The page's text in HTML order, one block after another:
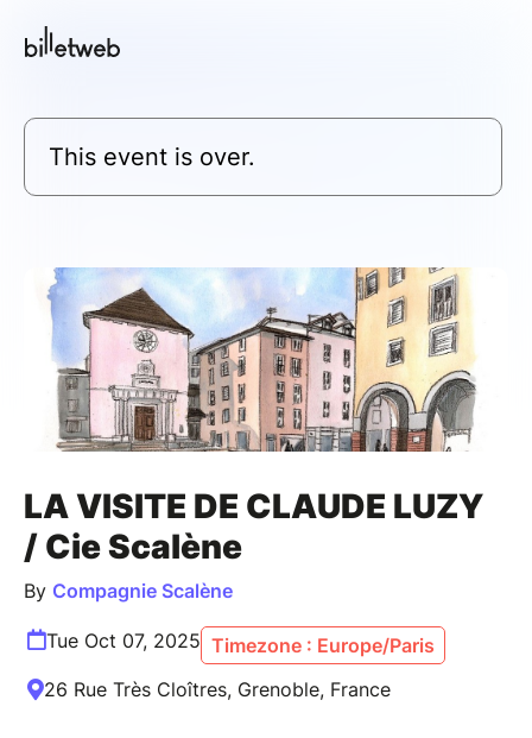
This event is over.
LA VISITE DE CLAUDE LUZY
/ Cie Scalène
By Compagnie Scalène
Tue Oct 07, 2025 Timezone : Europe/Paris
26 Rue Très Cloîtres, Grenoble, France